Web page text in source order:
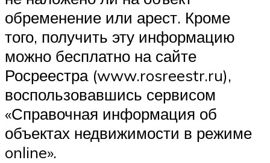
обременение или арест. Кроме
того, получить эту информацию
можно бесплатно на сайте
Росреестра (www.rosreestr.ru),
воспользовавшись сервисом
«Справочная информация об
объектах недвижимости в режиме
online».